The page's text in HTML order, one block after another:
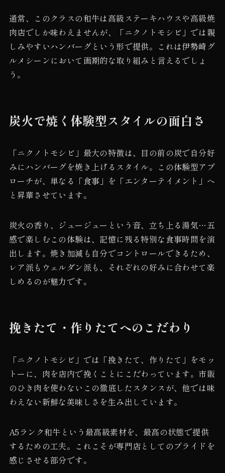
通常、このクラスの和牛は高級ステーキハウスや高級焼
肉店でしか味わえませんが、「ニクノトモシビ」では親
しみやすいハンバーグという形で提供。これは伊勢崎グ
ルメシーンにおいて画期的な取り組みと言えるでしょ
う。
炭火で焼く体験型スタイルの面白さ
「ニクノトモシビ」最大の特徴は、目の前の炭で自分好
みにハンバーグを焼き上げるスタイル。この体験型アプ
ローチが、単なる「食事」を「エンターテイメント」へ
と昇華させています。
炭火の香り、ジュージューという音、立ち上る湯気…五
感で楽しむこの体験は、記憶に残る特別な食事時間を演
出します。焼き加減も自分でコントロールできるため、
レア派もウェルダン派も、それぞれの好みに合わせて楽
しめるのが魅力です。
挽きたて・作りたてへのこだわり
「ニクノトモシビ」では「挽きたて、作りたて」をモッ
トーに、肉を店内で挽くことにこだわっています。市販
のひき肉を使わないこの徹底したスタンスが、他では味
わえない新鮮な美味しさを生み出しています。
A5ランク和牛という最高級素材を、最高の状態で提供
するための工夫。これこそが専門店としてのプライドを
感じさせる部分です。